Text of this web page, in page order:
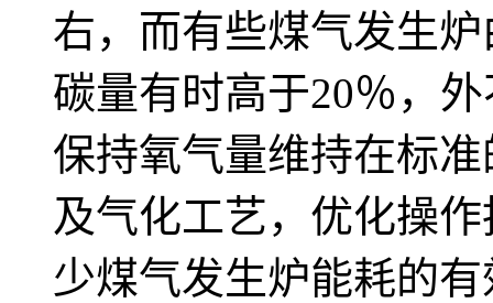
右，而有些煤气发生
碳量有时高于20％，
保持氧气量维持在标
及气化工艺，优化操
少煤气发生炉能耗的